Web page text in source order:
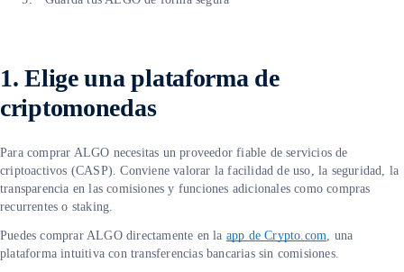
1. Elige una plataforma de
criptomonedas
Para comprar ALGO necesitas un proveedor fiable de servicios de
criptoactivos (CASP). Conviene valorar la facilidad de uso, la seguridad, la
transparencia en las comisiones y funciones adicionales como compras
recurrentes o staking.
Puedes comprar ALGO directamente en la app de Crypto.com, una
plataforma intuitiva con transferencias bancarias sin comisiones.